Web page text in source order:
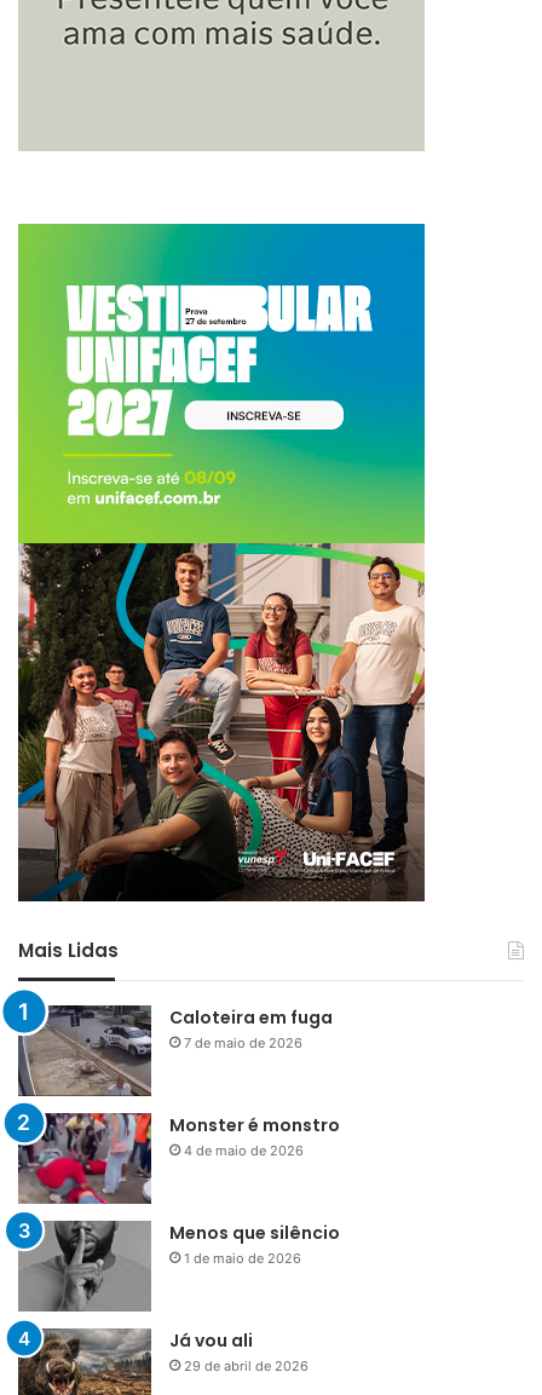
Mais Lidas
Caloteira em fuga
7 de maio de 2026
Monster é monstro
4 de maio de 2026
Menos que silêncio
1 de maio de 2026
Já vou ali
29 de abril de 2026